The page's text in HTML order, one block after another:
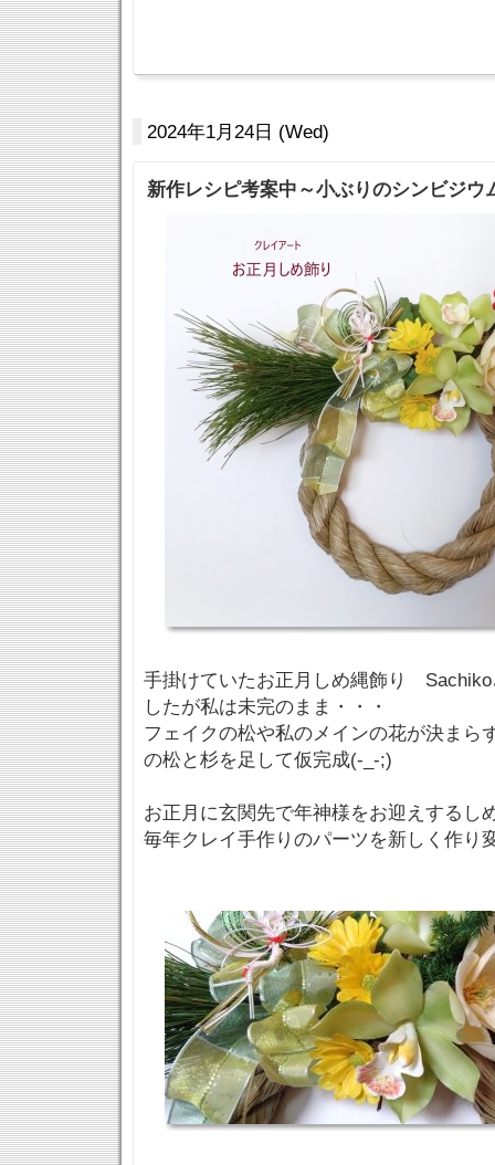
2024年1月24日 (Wed)
新作レシピ考案中～小ぶりのシンビジウ
手掛けていたお正月しめ縄飾り
したが私は未完のまま・・・
フェイクの松や私のメインの花が決ま
の松と杉を足して仮完成(-_-;)
お正月に玄関先で年神様をお迎えするし
毎年クレイ手作りのパーツを新しく作り